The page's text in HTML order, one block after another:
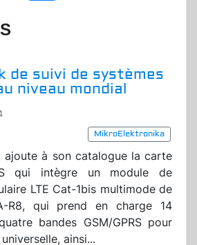
de suivi de systèmes
niveau mondial
MikroElektronika
ajoute à son catalogue la carte
qui intègre un module de
LTE Cat-1bis multimode de
R8, qui prend en charge 14
bandes GSM/GPRS pour
ainsi...